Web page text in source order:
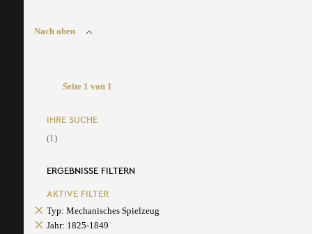
Nach oben
Seite 1 von 1
IHRE SUCHE
(1)
ERGEBNISSE FILTERN
AKTIVE FILTER
Typ: Mechanisches Spielzeug
Jahr: 1825-1849